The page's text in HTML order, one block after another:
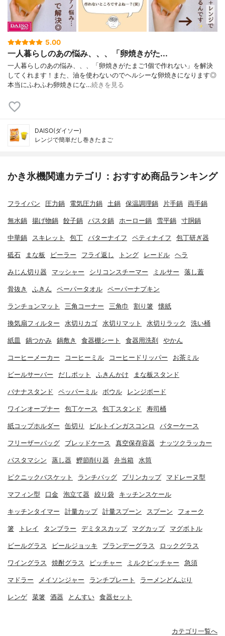
5.00
一人暮らしのあの悩み、、、「卵焼きがた...
一人暮らしのあの悩み、、、「卵焼きがたまご1個で作れない」を解決
してくれます！また、油を使わないのでヘルシーな卵焼きになります◎
本当にふわふわ卵焼きにな…続きを見る
DAISO(ダイソー)
レンジで簡単だし巻きたまご
かき氷機関連カテゴリ：おすすめ商品ランキング
フライパン 圧力鍋 電気圧力鍋 土鍋 保温調理鍋 片手鍋 両手鍋
無水鍋 揚げ物鍋 餃子鍋 パスタ鍋 ホーロー鍋 雪平鍋 寸胴鍋
中華鍋 スキレット 包丁 バターナイフ ペティナイフ 包丁研ぎ器
砥石 まな板 ピーラー フライ返し トング レードル ヘラ
みじん切り器 マッシャー シリコンスチーマー ミルサー 落し蓋
骨抜き ふきん ペーパータオル ペーパーナプキン
ランチョンマット 三角コーナー 三角巾 割り箸 懐紙
換気扇フィルター 水切りカゴ 水切りマット 水切りラック 洗い桶
紙皿 鍋つかみ 鍋敷き 食器棚シート 食器用洗剤 やかん
コーヒーメーカー コーヒーミル コーヒードリッパー お茶ミル
ビールサーバー だしポット ふきんかけ まな板スタンド
バナナスタンド ペッパーミル ボウル レンジボード
ワインオープナー 包丁ケース 包丁スタンド 寿司桶
紙コップホルダー 缶切り ビルトインガスコンロ バターケース
フリーザーバッグ ブレッドケース 真空保存容器 ナッツクラッカー
パスタマシン 蒸し器 鰹節削り器 弁当箱 水筒
ピクニックバスケット ランチバッグ プリンカップ マドレーヌ型
マフィン型 口金 泡立て器 絞り袋 キッチンスケール
キッチンタイマー 計量カップ 計量スプーン スプーン フォーク
箸 トレイ タンブラー デミタスカップ マグカップ マグボトル
ビールグラス ビールジョッキ ブランデーグラス ロックグラス
ワイングラス 焼酎グラス ピッチャー ミルクピッチャー 急須
マドラー メイソンジャー ランチプレート ラーメンどんぶり
レンゲ 菜箸 酒器 とんすい 食器セット
カテゴリ一覧へ